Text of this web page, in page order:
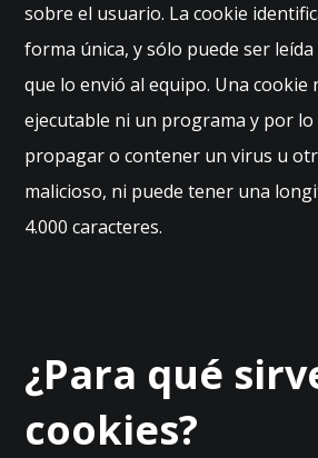
sobre el usuario. La cookie
forma única, y sólo puede ser
que lo envió al equipo. Una cookie
ejecutable ni un programa y por
propagar o contener un virus u
malicioso, ni puede tener una
4.000 caracteres.
¿Para qué
cookies?